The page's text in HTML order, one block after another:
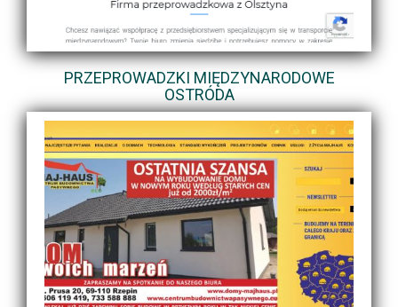
PRZEPROWADZKI MIĘDZYNARODOWE
OSTRÓDA